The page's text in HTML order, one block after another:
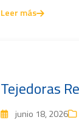
Leer más
Tejedoras
junio 18, 2026